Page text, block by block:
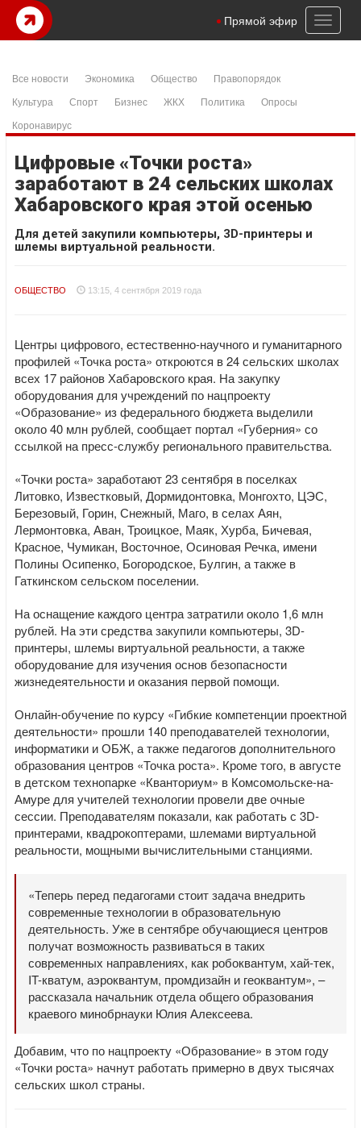
Toggle
Прямой эфир
Все новости Экономика Общество
Правопорядок
Культура
Спорт Бизнес ЖКХ Политика
Опросы
Коронавирус
Цифровые «Точки роста»
заработают в 24 сельских школах
Хабаровского края этой осенью
Для детей закупили компьютеры, 3D-принтеры и
шлемы виртуальной реальности.
ОБЩЕСТВО 13:15, 4 сентября 2019 года
Центры цифрового, естественно-научного и гуманитарного
профилей «Точка роста» откроются в 24 сельских школах
всех 17 районов Хабаровского края. На закупку
оборудования для учреждений по нацпроекту
«Образование» из федерального бюджета выделили
около 40 млн рублей, сообщает портал «Губерния» со
ссылкой на пресс-службу регионального правительства.
«Точки роста» заработают 23 сентября в поселках
Литовко, Известковый, Дормидонтовка, Монгохто, ЦЭС,
Березовый, Горин, Снежный, Маго, в селах Аян,
Лермонтовка, Аван, Троицкое, Маяк, Хурба, Бичевая,
Красное, Чумикан, Восточное, Осиновая Речка, имени
Полины Осипенко, Богородское, Булгин, а также в
Гаткинском сельском поселении.
На оснащение каждого центра затратили около 1,6 млн
рублей. На эти средства закупили компьютеры, 3D-
принтеры, шлемы виртуальной реальности, а также
оборудование для изучения основ безопасности
жизнедеятельности и оказания первой помощи.
Онлайн-обучение по курсу «Гибкие компетенции проектной
деятельности» прошли 140 преподавателей технологии,
информатики и ОБЖ, а также педагогов дополнительного
образования центров «Точка роста». Кроме того, в августе
в детском технопарке «Кванториум» в Комсомольске-на-
Амуре для учителей технологии провели две очные
сессии. Преподавателям показали, как работать с 3D-
принтерами, квадрокоптерами, шлемами виртуальной
реальности, мощными вычислительными станциями.
«Теперь перед педагогами стоит задача внедрить
современные технологии в образовательную
деятельность. Уже в сентябре обучающиеся центров
получат возможность развиваться в таких
современных направлениях, как робоквантум, хай-тек,
IT-кватум, аэроквантум, промдизайн и геоквантум», –
рассказала начальник отдела общего образования
краевого минобрнауки Юлия Алексеева.
Добавим, что по нацпроекту «Образование» в этом году
«Точки роста» начнут работать примерно в двух тысячах
сельских школ страны.